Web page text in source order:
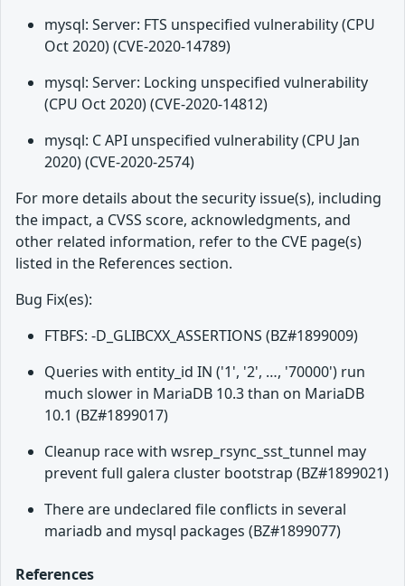
mysql: Server: FTS unspecified vulnerability (CPU
Oct 2020) (CVE-2020-14789)
mysql: Server: Locking unspecified vulnerability
(CPU Oct 2020) (CVE-2020-14812)
mysql: C API unspecified vulnerability (CPU Jan
2020) (CVE-2020-2574)
For more details about the security issue(s), including
the impact, a CVSS score, acknowledgments, and
other related information, refer to the CVE page(s)
listed in the References section.
Bug Fix(es):
FTBFS: -D_GLIBCXX_ASSERTIONS (BZ#1899009)
Queries with entity_id IN ('1', '2', …, '70000') run
much slower in MariaDB 10.3 than on MariaDB
10.1 (BZ#1899017)
Cleanup race with wsrep_rsync_sst_tunnel may
prevent full galera cluster bootstrap (BZ#1899021)
There are undeclared file conflicts in several
mariadb and mysql packages (BZ#1899077)
References